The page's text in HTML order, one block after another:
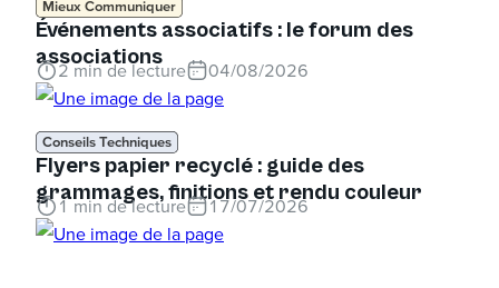
Mieux Communiquer
Événements associatifs : le forum des
associations
2 min de lecture 04/08/2026
Conseils Techniques
Flyers papier recyclé : guide des
grammages, finitions et rendu couleur
1min de lecture 17/07/2026